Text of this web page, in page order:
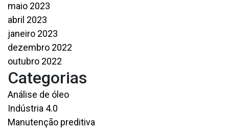
maio 2023
abril 2023
janeiro 2023
dezembro 2022
outubro 2022
Categorias
Análise de óleo
Indústria 4.0
Manutenção preditiva